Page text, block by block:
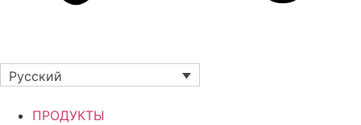
Русский
ПРОДУКТЫ